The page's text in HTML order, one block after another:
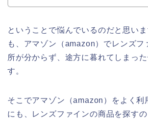
ということで悩んでいるのだと思い
も、アマゾン（amazon）でレンズフ
所が分からず、途方に暮れてしまっ
す。
そこでアマゾン（amazon）をよく利
にも、レンズファインの商品を探す